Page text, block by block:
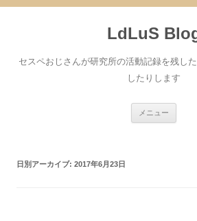
へ
ス
LdLuS
セスペおじさんが研究所の活動記録を残し
したりします
メニュー
日別アーカイブ: 2017年6月23日